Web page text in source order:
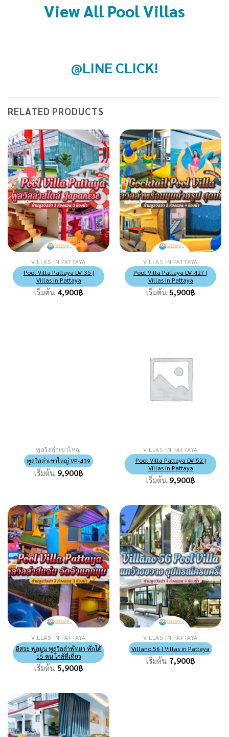
View All Pool Villas
@LINE CLICK!
RELATED PRODUCTS
VILLAS IN PATTAYA
Pool Villa Pattaya DV-35 |
Villas in Pattaya
เริ่มต้น 4,900฿
VILLAS IN PATTAYA
Pool Villa Pattaya DV-427 |
Villas in Pattaya
เริ่มต้น 5,900฿
พูลวิลล่าเขาใหญ่
พูลวิลล่าเขาใหญ่ VP-439
เริ่มต้น 9,900฿
VILLAS IN PATTAYA
Pool Villa Pattaya DV-52 |
Villas in Pattaya
เริ่มต้น 9,900฿
VILLAS IN PATTAYA
อิสระ ฟูลมูน พูลวิลล่าพัทยา พักได้
15 คน ใกล้ที่เที่ยว
เริ่มต้น 5,900฿
VILLAS IN PATTAYA
Villano 56 | Villas in Pattaya
เริ่มต้น 7,900฿